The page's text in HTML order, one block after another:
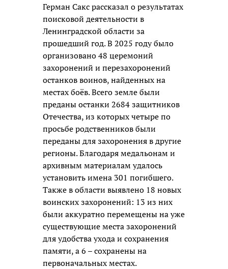
Герман Сакс рассказал о результатах
поисковой деятельности в
Ленинградской области за
прошедший год. В 2025 году было
организовано 48 церемоний
захоронений и перезахоронений
останков воинов, найденных на
местах боёв. Всего земле были
преданы останки 2684 защитников
Отечества, из которых четыре по
просьбе родственников были
переданы для захоронения в другие
регионы. Благодаря медальонам и
архивным материалам удалось
установить имена 301 погибшего.
Также в области выявлено 18 новых
воинских захоронений: 13 из них
были аккуратно перемещены на уже
существующие места захоронений
для удобства ухода и сохранения
памяти, а 6 – сохранены на
первоначальных местах.